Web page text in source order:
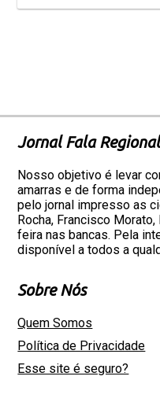
Jornal Fala Regional
Nosso objetivo é levar
amarras e de forma
pelo jornal impresso as
Rocha, Francisco
feira nas bancas. Pela
disponível a todos a
Sobre Nós
Quem Somos
Política de Privacidade
Esse site é seguro?